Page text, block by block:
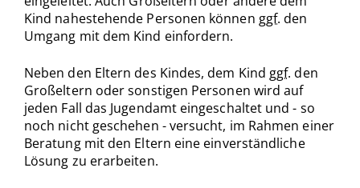
Kind nahestehende Personen können ggf. den
Umgang mit dem Kind einfordern.
Neben den Eltern des Kindes, dem Kind ggf. den
Großeltern oder sonstigen Personen wird auf
jeden Fall das Jugendamt eingeschaltet und - so
noch nicht geschehen - versucht, im Rahmen einer
Beratung mit den Eltern eine einverständliche
Lösung zu erarbeiten.